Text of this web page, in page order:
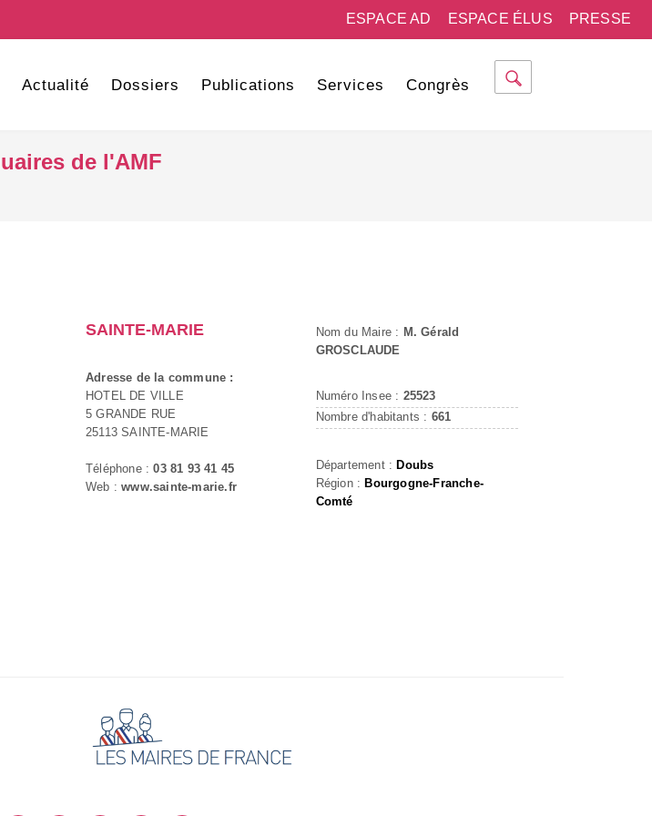
PRESSE
ESPACE ÉLUS
ESPACE AD
Actualité Dossiers Publications Services Congrès
de l'AMF
SAINTE-MARIE
Adresse de la commune :
HOTEL DE VILLE
5 GRANDE RUE
25113 SAINTE-MARIE
Téléphone :03 81 93 41 45
Web :www.sainte-marie.fr
Nom du Maire : M. Gérald
GROSCLAUDE
Numéro Insee : 25523
Nombre d'habitants : 661
Département : Doubs
Région : Bourgogne-Franche-
Comté